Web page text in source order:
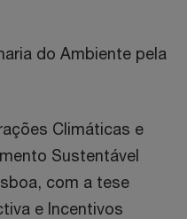
do Ambiente pela
Climáticas e
Sustentável
com a tese
e Incentivos